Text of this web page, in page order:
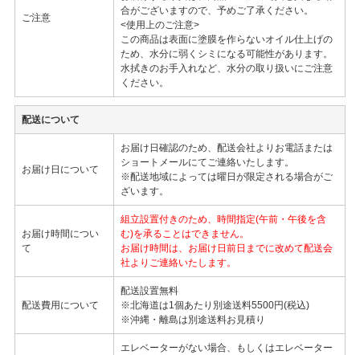
ご注意
合がございますので、予めご了承ください。
<使用上のご注意>
この商品は表面に塗膜を作らないオイル仕上げの
ため、水分に弱くシミになる可能性があります。
水拭きのお手入れなど、水分の取り扱いにご注意
ください。
配送について
お届け日について
お届け日確認のため、配送会社よりお電話または
ショートメールにてご連絡いたします。
※配送地域によっては曜日が限定される場合がご
ざいます。
お届け時間につい
て
組立設置付きのため、時間指定(午前・午後を含
む)を承ることはできません。
お届け時間は、お届け日前日までに改めて配送会
社よりご連絡いたします。
配送費用について
配送設置無料
※北海道は1個あたり別途送料5500円(税込)
※沖縄・離島は別途送料お見積り
エレベーターがない場合、もしくはエレベーター